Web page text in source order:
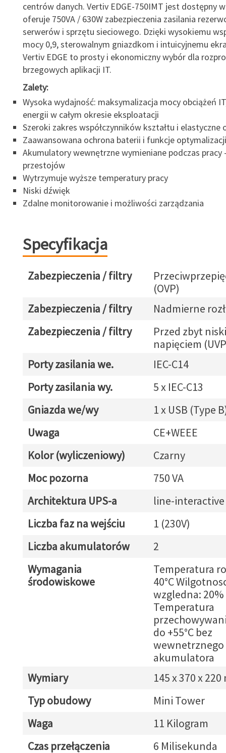
centrów danych. Vertiv EDGE-750IMT jest dostępny
oferuje 750VA / 630W zabezpieczenia zasilania
serwerów i sprzętu sieciowego. Dzięki wysokiemu
mocy 0,9, sterowalnym gniazdkom i intuicyjnemu
Vertiv EDGE to prosty i ekonomiczny wybór dla
brzegowych aplikacji IT.
Zalety:
Wysoka wydajność: maksymalizacja mocy obciążeń
energii w całym okresie eksploatacji
Szeroki zakres współczynników kształtu i elastyczne
Zaawansowana ochrona baterii i funkcje
Akumulatory wewnętrzne wymieniane podczas pracy
przestojów
Wytrzymuje wyższe temperatury pracy
Niski dźwięk
Zdalne monitorowanie i możliwości zarządzania
Specyfikacja
Zabezpieczenia / filtry
(OVP)
Zabezpieczenia / filtry
Nadmierne
Zabezpieczenia / filtry
Przed zbyt
napięciem
Porty zasilania we.
IEC-C14
Porty zasilania wy.
5 x IEC-C13
Gniazda we/wy
1 x USB (Type
Uwaga
CE+WEEE
Kolor (wyliczeniowy)
Czarny
Moc pozorna
750 VA
Architektura UPS-a
line-interactive
Liczba faz na wejściu
1 (230V)
Liczba akumulatorów
2
Wymagania
środowiskowe
Temperatura
40°C
wzgledna: 20%
Temperatura
do +55°C bez
wewnetrznego
akumulatora
Wymiary
145 x 370 x 220
Typ obudowy
Mini Tower
Waga
11 Kilogram
Czas przełączenia
6 Milisekunda